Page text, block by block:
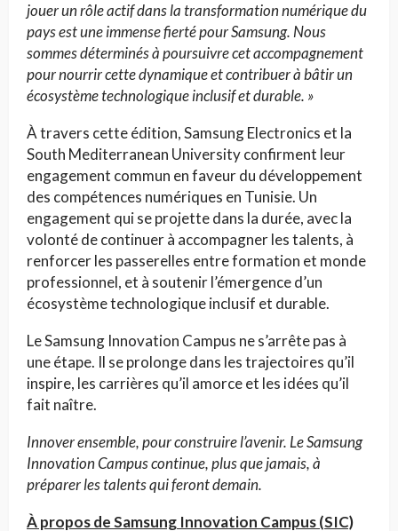
jouer un rôle actif dans la transformation numérique du
pays est une immense fierté pour Samsung. Nous
sommes déterminés à poursuivre cet accompagnement
pour nourrir cette dynamique et contribuer à bâtir un
écosystème technologique inclusif et durable. »
À travers cette édition, Samsung Electronics et la
South Mediterranean University confirment leur
engagement commun en faveur du développement
des compétences numériques en Tunisie. Un
engagement qui se projette dans la durée, avec la
volonté de continuer à accompagner les talents, à
renforcer les passerelles entre formation et monde
professionnel, et à soutenir l’émergence d’un
écosystème technologique inclusif et durable.
Le Samsung Innovation Campus ne s’arrête pas à
une étape. Il se prolonge dans les trajectoires qu’il
inspire, les carrières qu’il amorce et les idées qu’il
fait naître.
Innover ensemble, pourconstruire l’avenir. Le Samsung
Innovation Campus continue, plus que jamais, à
préparer les talents qui feront demain.
À propos de Samsung Innovation Campus (SIC)